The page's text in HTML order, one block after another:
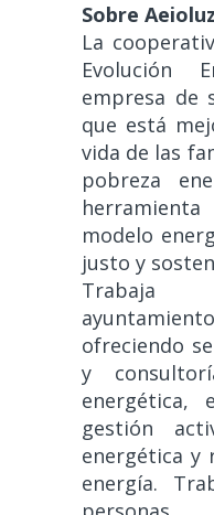
Sobre Aeioluz
La
Evolución
empresa de
que está
vida de las
pobreza
modelo
justo y
Trabaja
ofreciendo
y
energética,
gestión
energética y
energía.